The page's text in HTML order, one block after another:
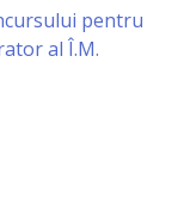
pentru
al Î.M.